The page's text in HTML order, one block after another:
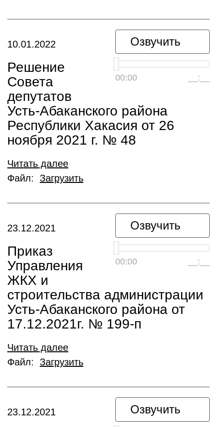
Озвучить
00:00 __:__
10.01.2022
Решение
Совета
депутатов
Усть-Абаканского района
Республики Хакасия от 26
ноября 2021 г. № 48
Читать далее
Файл: Загрузить
Озвучить
00:00 __:__
23.12.2021
Приказ
Управления
ЖКХ и
строительства администрации
Усть-Абаканского района от
17.12.2021г. № 199-п
Читать далее
Файл: Загрузить
Озвучить
23.12.2021